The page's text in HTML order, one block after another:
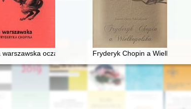
/ Mieczysław Tomaszewski
Antologia
warszawska oczami Fryderyka ChopinaFryderyk Chopin a Wielkopolska